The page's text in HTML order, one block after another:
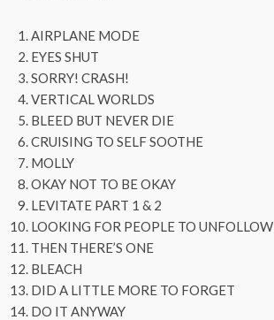
AIRPLANE MODE
EYES SHUT
SORRY! CRASH!
VERTICAL WORLDS
BLEED BUT NEVER DIE
CRUISING TO SELF SOOTHE
MOLLY
OKAY NOT TO BE OKAY
LEVITATE PART 1 & 2
LOOKING FOR PEOPLE TO UNFOLLOW
THEN THERE’S ONE
BLEACH
DID A LITTLE MORE TO FORGET
DO IT ANYWAY